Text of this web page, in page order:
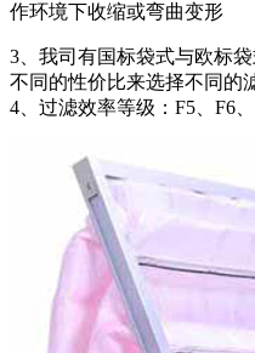
作环境下收缩或弯曲变形
3、我司有国标袋式与欧标
不同的性价比来选择不同的
4、过滤效率等级：F5、F6